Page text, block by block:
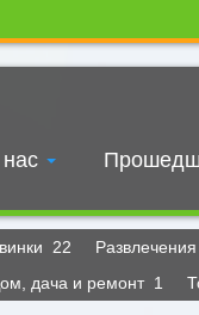
22 Развлечения
дача и ремонт 1